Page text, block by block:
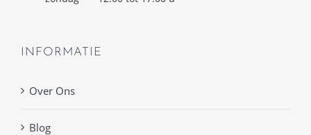
INFORMATIE
Over Ons
Blog